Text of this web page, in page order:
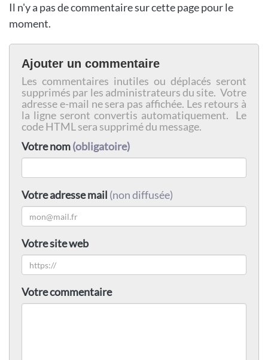
Il n'y a pas de commentaire sur cette page pour le
moment.
Ajouter un commentaire
Les commentaires inutiles ou déplacés seront
supprimés par les administrateurs du site. Votre
adresse e-mail ne sera pas affichée. Les retours à
la ligne seront convertis automatiquement. Le
code HTML sera supprimé du message.
Votre nom(obligatoire)
Votre adresse mail (non diffusée)
Votre site web
Votre commentaire